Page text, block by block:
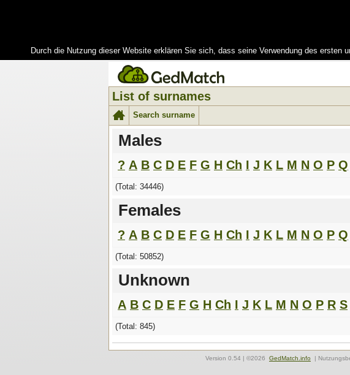
Durch die Nutzung dieser Website erklären Sie sich, dass seine Verwendung des
List of surnames
Search surname
Males
? A B C D E F G H Ch I J K L M N O P Q
(Total: 34446)
Females
? A B C D E F G H Ch I J K L M N O P Q
(Total: 50852)
Unknown
A B C D E F G H Ch I J K L M N O P R S
(Total: 845)
Version 0.54 | ©2026 GedMatch.info |